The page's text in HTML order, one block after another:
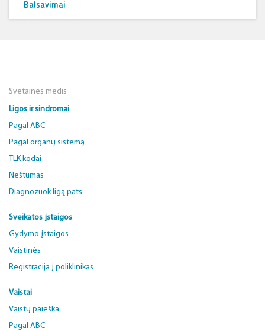
Balsavimai
Svetainės medis
Ligos ir sindromai
Pagal ABC
Pagal organų sistemą
TLK kodai
Nėštumas
Diagnozuok ligą pats
Sveikatos įstaigos
Gydymo įstaigos
Vaistinės
Registracija į poliklinikas
Vaistai
Vaistų paieška
Pagal ABC